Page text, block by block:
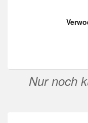
Nur noch